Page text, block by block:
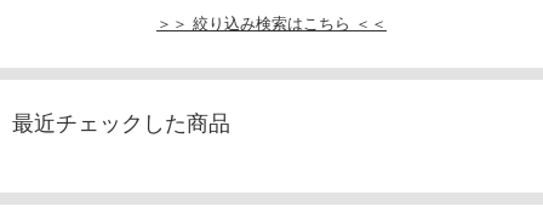
＞＞ 絞り込み検索はこちら ＜＜
最近チェックした商品